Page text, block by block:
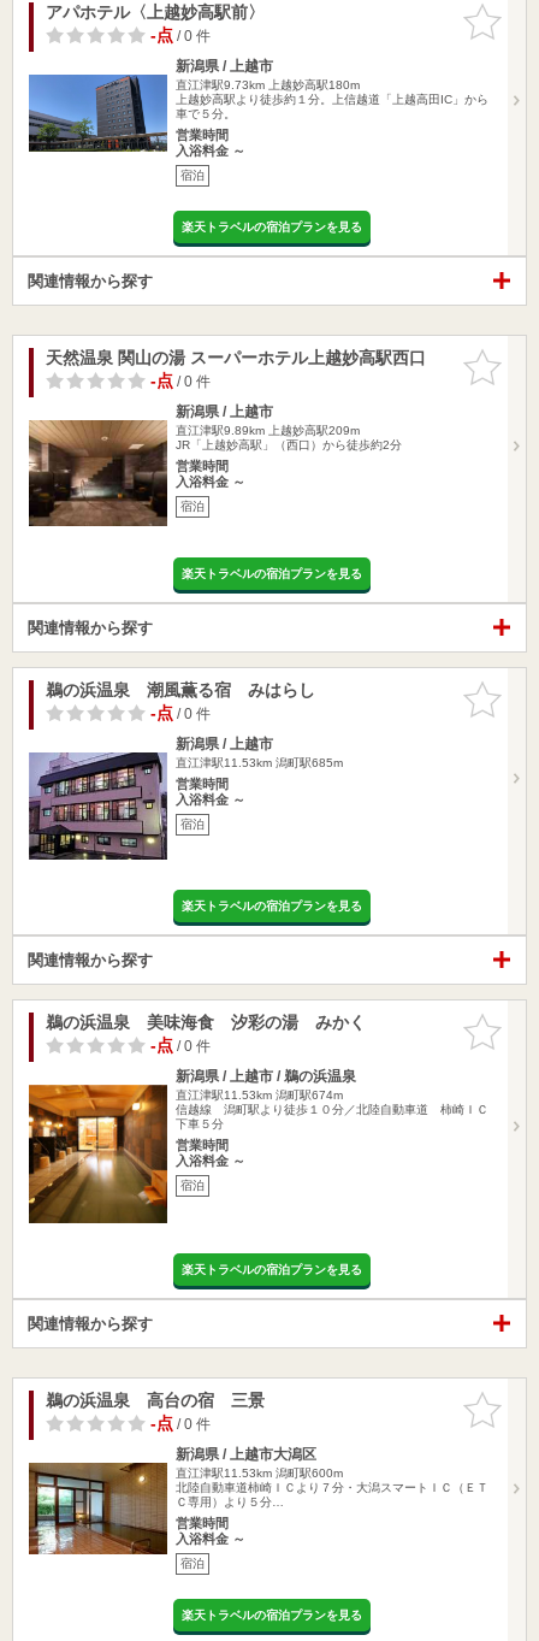
お気に入
りに追加
アパホテル〈上越妙高駅前〉
-点/ 0 件
新潟県 / 上越市
直江津駅9.73km
上越妙高駅180m
上越妙高駅より徒歩約１分。上信越道「上越高田IC」から
車で５分。
営業時間
入浴料金 ～
宿泊
楽天トラベルの宿泊プランを見る
関連情報から探す
お気に入
りに追加
天然温泉 関山の湯 スーパーホテル上越妙高駅西口
-点/ 0 件
新潟県 / 上越市
直江津駅9.89km
上越妙高駅209m
JR「上越妙高駅」（西口）から徒歩約2分
営業時間
入浴料金 ～
宿泊
楽天トラベルの宿泊プランを見る
関連情報から探す
お気に入
りに追加
鵜の浜温泉 潮風薫る宿 みはらし
-点/ 0 件
新潟県 / 上越市
直江津駅11.53km 潟町駅685m
営業時間
入浴料金 ～
宿泊
楽天トラベルの宿泊プランを見る
関連情報から探す
お気に入
りに追加
鵜の浜温泉 美味海食 汐彩の湯 みかく
-点/ 0 件
新潟県 / 上越市 / 鵜の浜温泉
直江津駅11.53km 潟町駅674m
信越線 潟町駅より徒歩１０分／北陸自動車道 柿崎ＩＣ
下車５分
営業時間
入浴料金 ～
宿泊
楽天トラベルの宿泊プランを見る
関連情報から探す
お気に入
りに追加
鵜の浜温泉 高台の宿 三景
-点/ 0 件
新潟県 / 上越市大潟区
直江津駅11.53km 潟町駅600m
北陸自動車道柿崎ＩＣより７分・大潟スマートＩＣ（ＥＴ
Ｃ専用）より５分…
営業時間
入浴料金 ～
宿泊
楽天トラベルの宿泊プランを見る